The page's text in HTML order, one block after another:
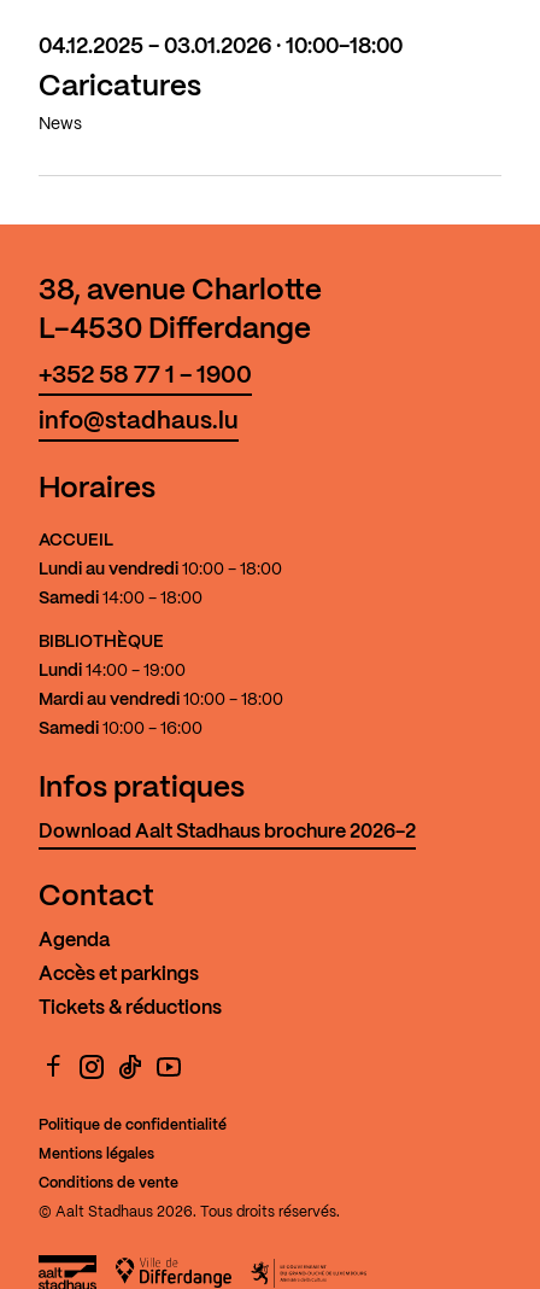
04.12.2025 - 03.01.2026 · 10:00-18:00
Caricatures
News
38, avenue Charlotte
L-4530 Differdange
+352 58 77 1 - 1900
info@stadhaus.lu
Horaires
ACCUEIL
Lundi au vendredi 10:00 - 18:00
Samedi 14:00 - 18:00
BIBLIOTHÈQUE
Lundi 14:00 - 19:00
Mardi au vendredi 10:00 - 18:00
Samedi 10:00 - 16:00
Infos pratiques
Download Aalt Stadhaus brochure 2026-2
Contact
Agenda
Accès et parkings
Tickets & réductions
Politique de confidentialité
Mentions légales
Conditions de vente
© Aalt Stadhaus 2026. Tous droits réservés.
Aalt StadhausVille de DifferdangeLe Gouvernement du Grand-